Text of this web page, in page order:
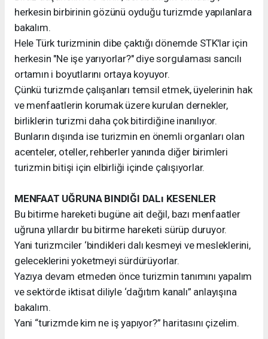
herkesin birbirinin gözünü oyduğu turizmde yapılanlara
bakalım.
Hele Türk turizminin dibe çaktığı dönemde STK'lar için
herkesin "Ne işe yarıyorlar?" diye sorgulaması sancılı
ortamın i boyutlarını ortaya koyuyor.
Çünkü turizmde çalışanları temsil etmek, üyelerinin hak
ve menfaatlerin korumak üzere kurulan dernekler,
birliklerin turizmi daha çok bitirdiğine inanılıyor.
Bunların dışında ise turizmin en önemli organları olan
acenteler, oteller, rehberler yanında diğer birimleri
turizmin bitişi için elbirliği içinde çalışıyorlar.
MENFAAT UĞRUNA BINDIĞI DALı KESENLER
Bu bitirme hareketi bugüne ait değil, bazı menfaatler
uğruna yıllardır bu bitirme hareketi sürüp duruyor.
Yani turizmciler ‘bindikleri dalı kesmeyi ve mesleklerini,
geleceklerini yoketmeyi sürdürüyorlar.
Yazıya devam etmeden önce turizmin tanımını yapalım
ve sektörde iktisat diliyle ‘dağıtım kanalı” anlayışına
bakalım.
Yani “turizmde kim ne iş yapıyor?” haritasını çizelim.